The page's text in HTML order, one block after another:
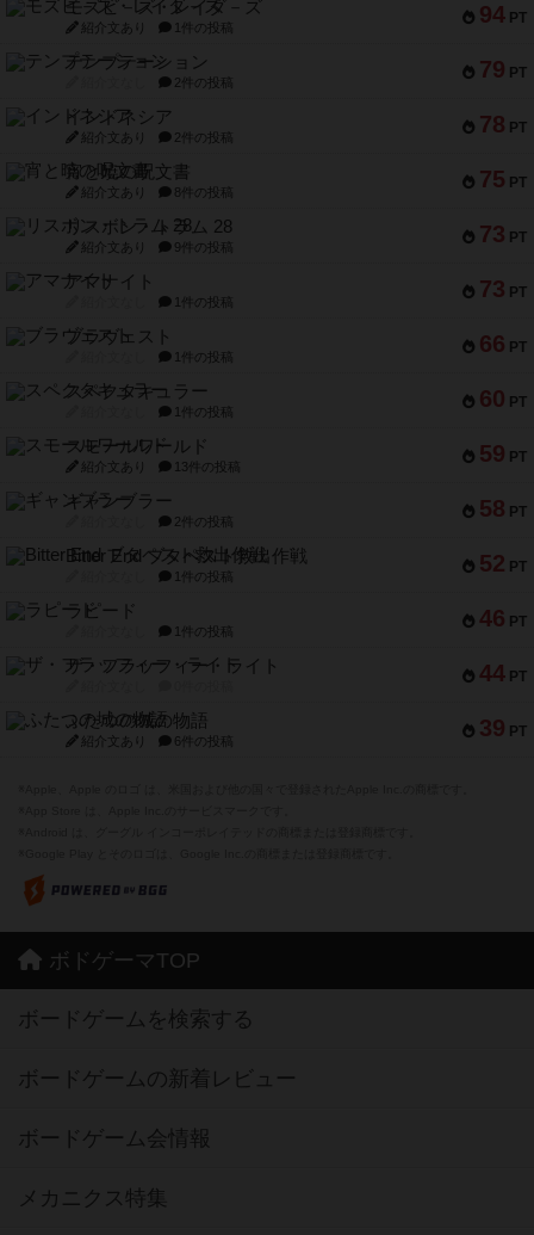
94 PT
モズビ－ズ・レイダ－ズ
紹介文あり 1件の投稿
79 PT
テンプテーション
2件の投稿
78 PT
インドネシア
紹介文あり 2件の投稿
75 PT
宵と暁の呪文書
紹介文あり 8件の投稿
73 PT
リスボン・トラム 28
紹介文あり 9件の投稿
73 PT
アマナイト
1件の投稿
66 PT
ブラヴェスト
1件の投稿
60 PT
スペクタキュラー
1件の投稿
59 PT
スモールワールド
紹介文あり 13件の投稿
58 PT
ギャンブラー
2件の投稿
52 PT
Bitter End ブタペスト救出作戦
1件の投稿
46 PT
ラピード
1件の投稿
44 PT
ザ・フラッフィー・ライト
39 PT
ふたつの城の物語
紹介文あり 6件の投稿
ボドゲーマTOP
ボードゲームを検索する
ボードゲームの新着レビュー
ボードゲーム会情報
メカニクス特集